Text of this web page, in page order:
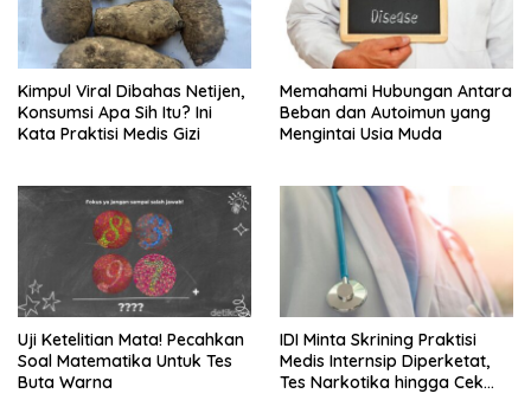
Kimpul Viral Dibahas Netijen,
Konsumsi Apa Sih Itu? Ini
Kata Praktisi Medis Gizi
Memahami Hubungan Antara
Beban dan Autoimun yang
Mengintai Usia Muda
Uji Ketelitian Mata! Pecahkan
Soal Matematika Untuk Tes
Buta Warna
IDI Minta Skrining Praktisi
Medis Internsip Diperketat,
Tes Narkotika hingga Cek